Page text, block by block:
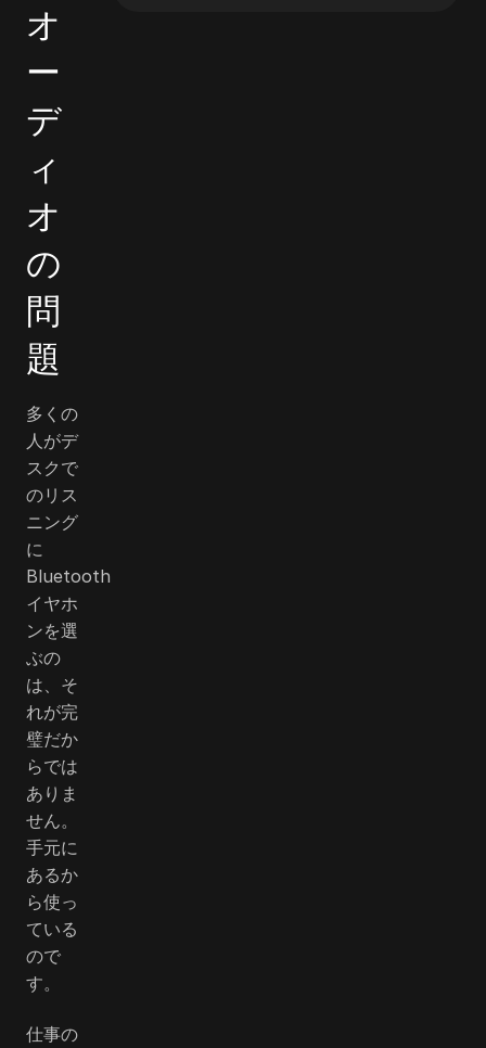
オ
ー
デ
ィ
オ
の
問
題
多くの
人がデ
スクで
のリス
ニング
に
Bluetooth
イヤホ
ンを選
ぶの
は、そ
れが完
璧だか
らでは
ありま
せん。
手元に
あるか
ら使っ
ている
ので
す。
仕事の